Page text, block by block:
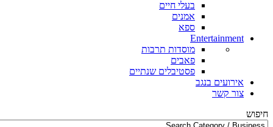
בעלי חיים
אמנים
ספא
Entertainment
מוסדות תרבות
פאבים
פסטיבלים שנתיים
אירועים בנגב
צור קשר
חיפוש